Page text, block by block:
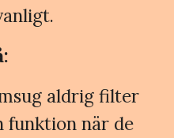
aldrig filter
funktion när de